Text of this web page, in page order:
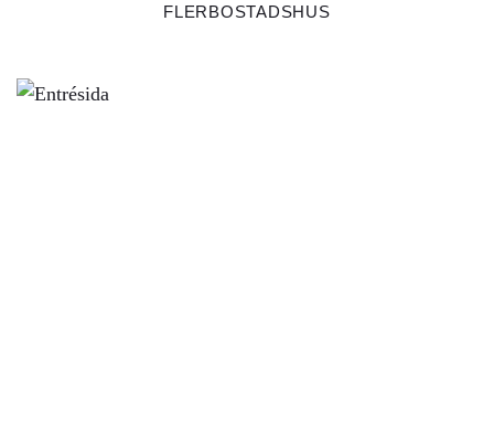
FLERBOSTADSHUS